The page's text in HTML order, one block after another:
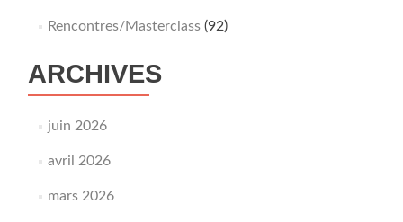
Rencontres/Masterclass(92)
ARCHIVES
juin 2026
avril 2026
mars 2026